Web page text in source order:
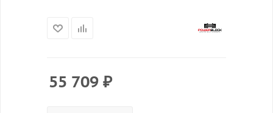
55 709 ₽